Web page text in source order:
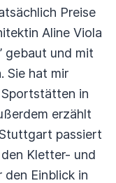
Preise
Aline Viola
gebaut und mit
Sie hat mir
in
erzählt
passiert
Kletter- und
Einblick in